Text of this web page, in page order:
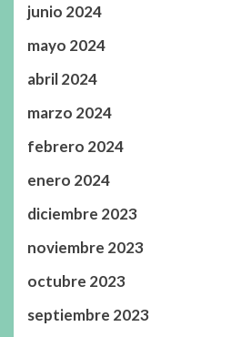
junio 2024
mayo 2024
abril 2024
marzo 2024
febrero 2024
enero 2024
diciembre 2023
noviembre 2023
octubre 2023
septiembre 2023